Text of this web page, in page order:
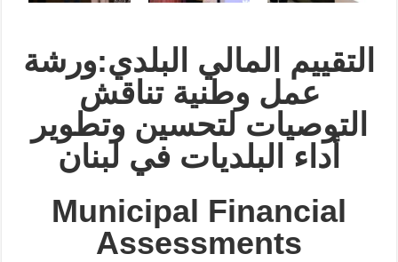
التقييم المالي البلدي:ورشة
عمل وطنية تناقش
التوصيات لتحسين وتطوير
أداء البلديات في لبنان
Municipal Financial
Assessments